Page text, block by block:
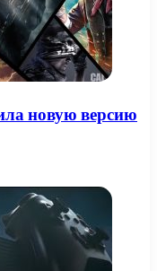
новую версию